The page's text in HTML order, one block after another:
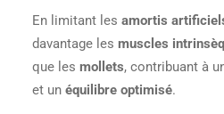
En limitant lesamortis
davantage lesmuscles
que lesmollets, contribuant à
et unéquilibre optimisé.